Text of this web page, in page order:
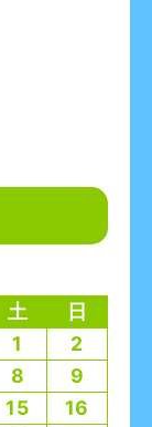
土
日
1
2
8
9
15
16